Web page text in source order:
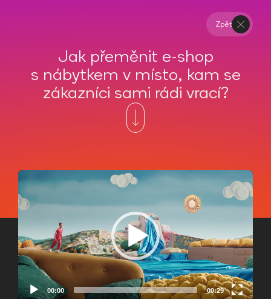
Zpět
Jak přeměnit e-shop
s nábytkem v místo, kam se
zákazníci sami rádi vrací?
BONAMI
00:00 00:29